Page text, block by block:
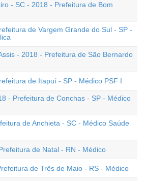
- SC - 2018 - Prefeitura de Bom
de Vargem Grande do Sul - SP -
- 2018 - Prefeitura de São Bernardo
de Itapuí - SP - Médico PSF I
- Prefeitura de Conchas - SP - Médico
de Anchieta - SC - Médico Saúde
de Natal - RN - Médico
de Três de Maio - RS - Médico